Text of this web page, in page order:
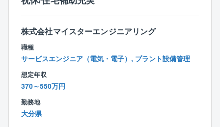
株式会社マイスターエンジニアリング
職種
サービスエンジニア（電気・電子）, プラント設備管理
想定年収
370～550万円
勤務地
大分県